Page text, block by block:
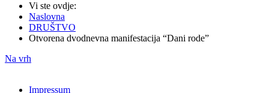
Vi ste ovdje:
Naslovna
DRUŠTVO
Otvorena dvodnevna manifestacija “Dani rode”
Na vrh
Impressum